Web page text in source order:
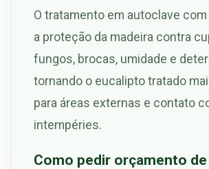
O tratamento em autoclave com
a proteção da madeira contra
fungos, brocas, umidade e
tornando o eucalipto tratado
para áreas externas e contato
intempéries.
Como pedir orçamento